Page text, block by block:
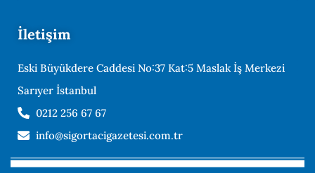
İletişim
Eski Büyükdere Caddesi No:37 Kat:5 Maslak İş Merkezi
Sarıyer İstanbul
0212 256 67 67
info@sigortacigazetesi.com.tr